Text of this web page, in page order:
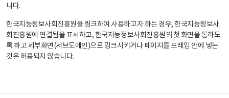
니다.
한국지능정보사회진흥원을 링크하여 사용하고자 하는 경우, 한국지능정보사
회진흥원에 연결됨을 표시하고, 한국지능정보사회진흥원의 첫 화면을 통하도
록 하고 세부화면(서브도메인)으로 링크시키거나 페이지를 프레임 안에 넣는
것은 허용되지 않습니다.